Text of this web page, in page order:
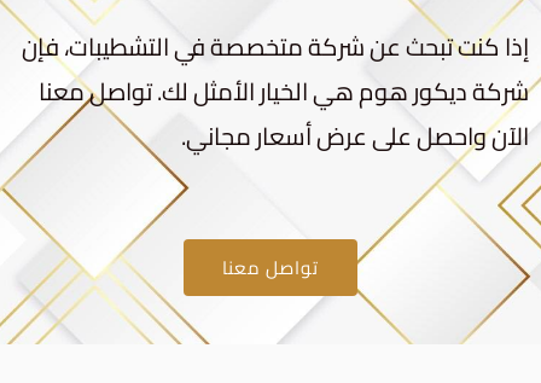
إذا كنت تبحث عن شركة متخصصة في التشطيبات، فإن
شركة ديكور هوم هي الخيار الأمثل لك. تواصل معنا
الآن واحصل على عرض أسعار مجاني.
تواصل معنا